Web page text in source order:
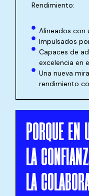
Rendimiento:
Alineados con
Impulsados
Capaces de
excelencia en
Una nueva
rendimiento
PORQUE
LA
LA